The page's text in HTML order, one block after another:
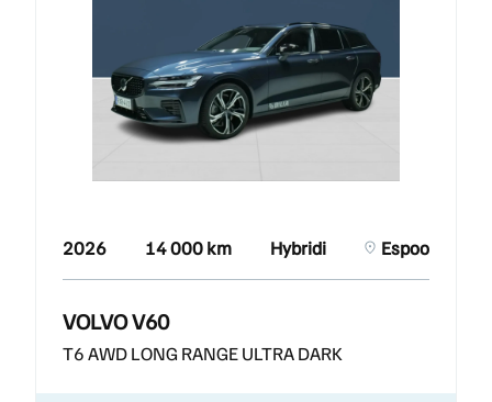
2026 14 000 km Hybridi Espoo
VOLVO V60
T6 AWD LONG RANGE ULTRA DARK